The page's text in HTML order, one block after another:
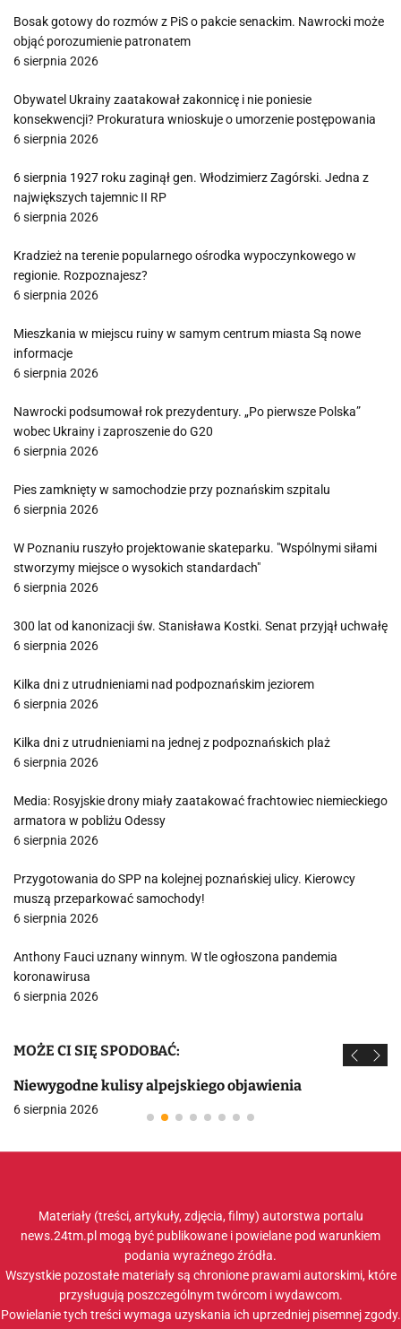
Bosak gotowy do rozmów z PiS o pakcie senackim. Nawrocki może
objąć porozumienie patronatem
6 sierpnia 2026
Obywatel Ukrainy zaatakował zakonnicę i nie poniesie
konsekwencji? Prokuratura wnioskuje o umorzenie postępowania
6 sierpnia 2026
6 sierpnia 1927 roku zaginął gen. Włodzimierz Zagórski. Jedna z
największych tajemnic II RP
6 sierpnia 2026
Kradzież na terenie popularnego ośrodka wypoczynkowego w
regionie. Rozpoznajesz?
6 sierpnia 2026
Mieszkania w miejscu ruiny w samym centrum miasta Są nowe
informacje
6 sierpnia 2026
Nawrocki podsumował rok prezydentury. „Po pierwsze Polska”
wobec Ukrainy i zaproszenie do G20
6 sierpnia 2026
Pies zamknięty w samochodzie przy poznańskim szpitalu
6 sierpnia 2026
W Poznaniu ruszyło projektowanie skateparku. "Wspólnymi siłami
stworzymy miejsce o wysokich standardach"
6 sierpnia 2026
300 lat od kanonizacji św. Stanisława Kostki. Senat przyjął uchwałę
6 sierpnia 2026
Kilka dni z utrudnieniami nad podpoznańskim jeziorem
6 sierpnia 2026
Kilka dni z utrudnieniami na jednej z podpoznańskich plaż
6 sierpnia 2026
Media: Rosyjskie drony miały zaatakować frachtowiec niemieckiego
armatora w pobliżu Odessy
6 sierpnia 2026
Przygotowania do SPP na kolejnej poznańskiej ulicy. Kierowcy
muszą przeparkować samochody!
6 sierpnia 2026
Anthony Fauci uznany winnym. W tle ogłoszona pandemia
koronawirusa
6 sierpnia 2026
MOŻE CI SIĘ SPODOBAĆ:
Niewygodne kulisy alpejskiego objawienia
6 sierpnia 2026
Materiały (treści, artykuły, zdjęcia, filmy) autorstwa portalu
news.24tm.pl mogą być publikowane i powielane pod warunkiem
podania wyraźnego źródła.
Wszystkie pozostałe materiały są chronione prawami autorskimi, które
przysługują poszczególnym twórcom i wydawcom.
Powielanie tych treści wymaga uzyskania ich uprzedniej pisemnej zgody.